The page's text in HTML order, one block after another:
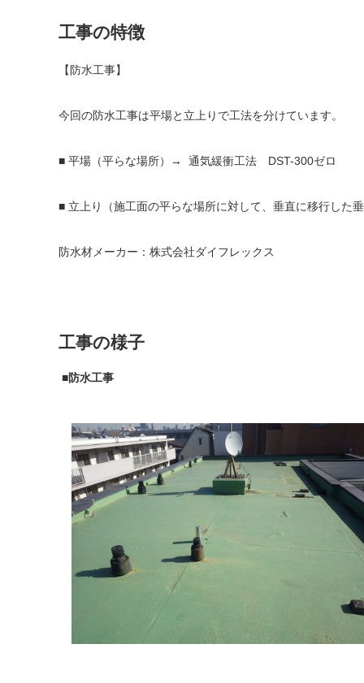
工事の特徴
【防水工事】
今回の防水工事は平場と立上りで工法を分けています。
■ 平場（平らな場所）→ 通気緩衝工法 DST-300ゼロ
■ 立上り（施工面の平らな場所に対して、垂直に移行し
防水材メーカー：株式会社ダイフレックス
工事の様子
■防水工事